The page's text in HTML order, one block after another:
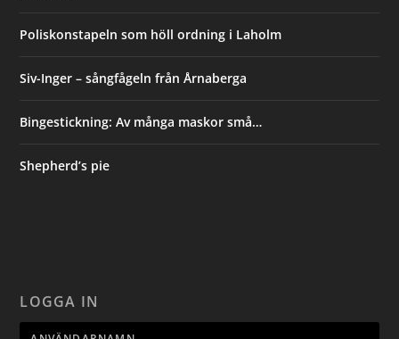
Poliskonstapeln som höll ordning i Laholm
Siv-Inger – sångfågeln från Årnaberga
Bingestickning: Av många maskor små…
Shepherd’s pie
LOGGA IN